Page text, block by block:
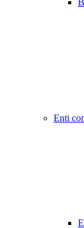
Enti